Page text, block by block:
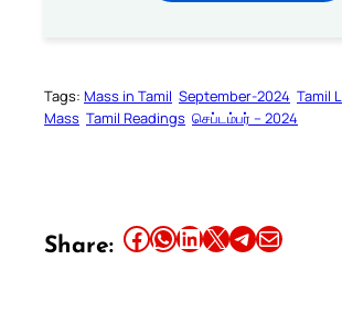
Tags: Mass in Tamil September-2024 Tamil
Mass Tamil Readings செப்டம்பர் – 2024
Share: Share this article on Facebook Share this article on WhatsApp Share this article on LinkedIn Share this article on X Share this article on TelegramEmail this Article